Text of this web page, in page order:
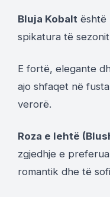
Bluja Kobalt është
spikatura të
E fortë, elegante
ajo shfaqet në
verorë.
Roza e lehtë
zgjedhje e
romantik dhe të